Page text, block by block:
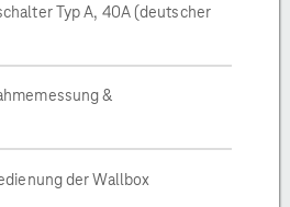
Typ A, 40A (deutscher
&
der Wallbox